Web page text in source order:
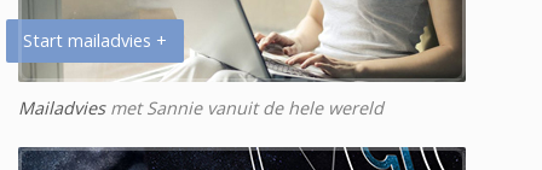
Start mailadvies +
Mailadviesmet Sannie vanuit de hele wereld